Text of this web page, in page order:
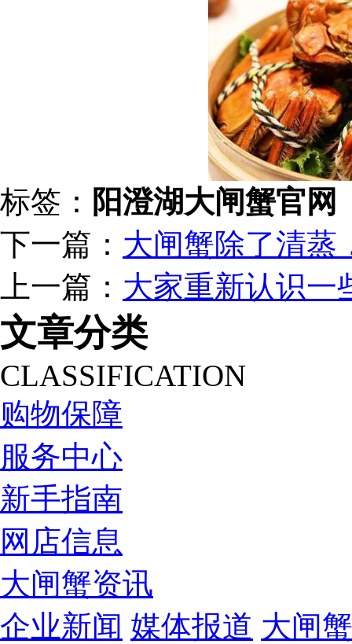
标签： 阳澄湖大闸蟹官网
下一篇： 大闸蟹除了清蒸
上一篇： 大家重新认识一
文章分类
CLASSIFICATION
购物保障
服务中心
新手指南
网店信息
大闸蟹资讯
企业新闻 媒体报道 大闸